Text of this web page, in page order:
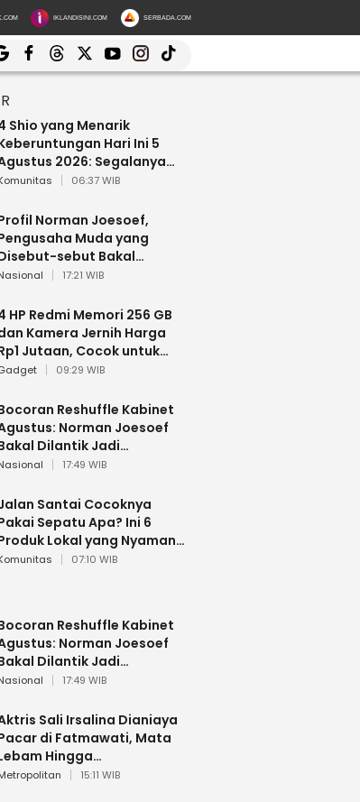
IKLANDISINI.COM SERBADA.COM
Shio yang Menarik
Hari Ini 5
2026: Segalanya
Lancar
06:37 WIB
Norman Joesoef,
Muda yang
sebut Bakal
Jadi Wamenhan RI
17:21 WIB
HP Redmi Memori 256 GB
Kamera Jernih Harga
Jutaan, Cocok untuk
09:29 WIB
Reshuffle Kabinet
Norman Joesoef
Dilantik Jadi
RI
17:49 WIB
Santai Cocoknya
Sepatu Apa? Ini 6
Lokal yang Nyaman
17 Agustusan
07:10 WIB
Reshuffle Kabinet
Norman Joesoef
Dilantik Jadi
RI
17:49 WIB
Sali Irsalina Dianiaya
di Fatmawati, Mata
Hingga
Polantas
15:11 WIB